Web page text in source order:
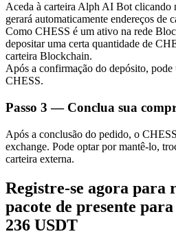
Bitrue
AI
Parceiros Bitrue
Aceda à carteira Alph AI Bot clicando
gerará automaticamente endereços de
Como CHESS é um ativo na rede
depositar uma certa quantidade de
carteira Blockchain.
Após a confirmação do depósito,
CHESS.
Passo 3 — Conclua sua
Após a conclusão do pedido, o
exchange. Pode optar por mantê-lo,
carteira externa.
Registre-se agora para
pacote de presente
236 USDT